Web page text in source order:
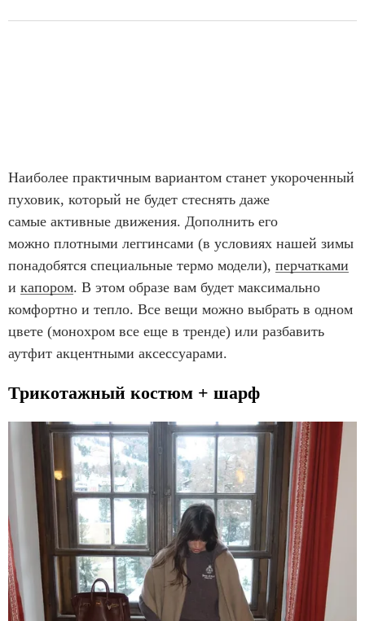
Наиболее практичным вариантом станет укороченный
пуховик, который не будет стеснять даже
самые активные движения. Дополнить его
можно плотными леггинсами (в условиях нашей зимы
понадобятся специальные термо модели), перчатками
и капором. В этом образе вам будет максимально
комфортно и тепло. Все вещи можно выбрать в одном
цвете (монохром все еще в тренде) или разбавить
аутфит акцентными аксессуарами.
Трикотажный костюм + шарф